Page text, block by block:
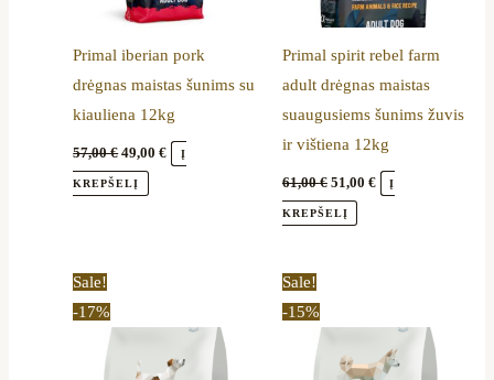
Primal iberian pork
drėgnas maistas šunims su
kiauliena 12kg
57,00€ 49,00€ Į
KREPŠELĮ
Primal spirit rebel farm
adult drėgnas maistas
suaugusiems šunims žuvis
ir vištiena 12kg
61,00€ 51,00 € Į
KREPŠELĮ
Sale!
-17%
through
23,80 €
multiple
Sale!
-15%
through
37,39 €
multiple